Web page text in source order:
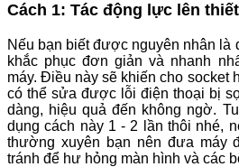
Cách 1: Tác động lực lên
Nếu bạn biết được nguyên nhân là
khắc phục đơn giản và nhanh
máy. Điều này sẽ khiến cho socket
có thể sửa được lỗi điện thoại bị
dàng, hiệu quả đến không ngờ.
dụng cách này 1 - 2 lần thôi nhé,
thường xuyên bạn nên đưa máy
tránh để hư hỏng màn hình và các